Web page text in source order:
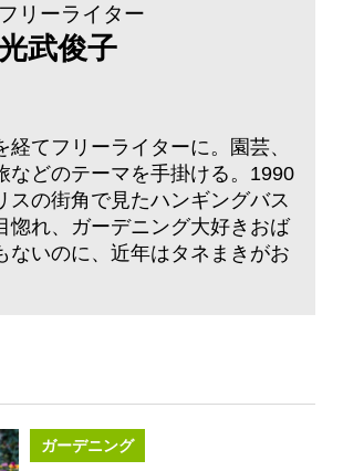
フリーライター
光武俊子
経てフリーライターに。園芸、
などのテーマを手掛ける。1990
スの街角で見たハンギングバス
惚れ、ガーデニング大好きおば
ないのに、近年はタネまきがお
ガーデニング